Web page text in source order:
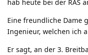
hab heute bei der RAS
Eine freundliche Dame
Ingenieur, welchen ich
Er sagt, an der 3.